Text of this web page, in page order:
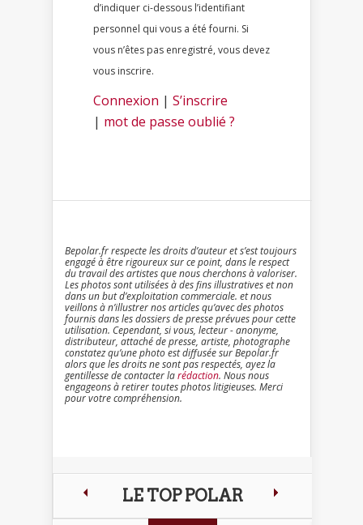
d’indiquer ci-dessous l’identifiant
personnel qui vous a été fourni. Si
vous n’êtes pas enregistré, vous devez
vous inscrire.
Connexion | S’inscrire
| mot de passe oublié ?
Bepolar.fr respecte les droits d’auteur et s’est toujours
engagé à être rigoureux sur ce point, dans le respect
du travail des artistes que nous cherchons à valoriser.
Les photos sont utilisées à des fins illustratives et non
dans un but d’exploitation commerciale. et nous
veillons à n’illustrer nos articles qu’avec des photos
fournis dans les dossiers de presse prévues pour cette
utilisation. Cependant, si vous, lecteur - anonyme,
distributeur, attaché de presse, artiste, photographe
constatez qu’une photo est diffusée sur Bepolar.fr
alors que les droits ne sont pas respectés, ayez la
gentillesse de contacter larédaction. Nous nous
engageons à retirer toutes photos litigieuses. Merci
pour votre compréhension.
LE TOP POLAR